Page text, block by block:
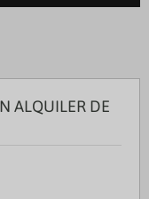
ALQUILER DE